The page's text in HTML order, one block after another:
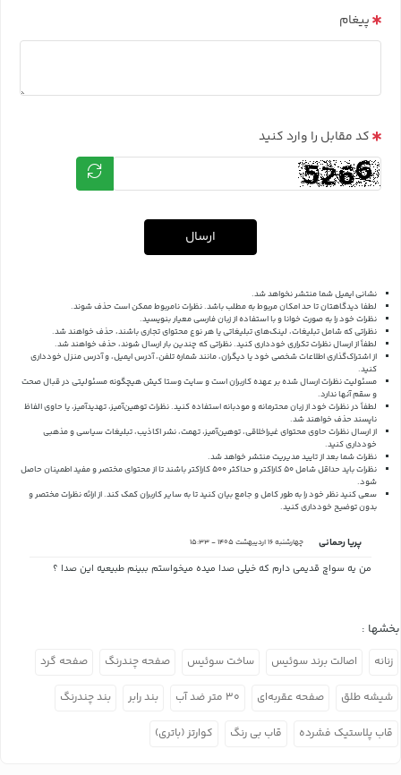
پیغام
کد مقابل را وارد کنید
ارسال
نشانی ایمیل شما منتشر نخواهد شد.
لطفا دیدگاهتان تا حد امکان مربوط به مطلب باشد. نظرات نامربوط ممکن است حذف شوند.
نظرات خود را به صورت خوانا و با استفاده از زبان فارسی معیار بنویسید.
نظراتی که شامل تبلیغات، لینک‌های تبلیغاتی یا هر نوع محتوای تجاری باشند، حذف خواهند شد.
لطفاً از ارسال نظرات تکراری خودداری کنید. نظراتی که چندین بار ارسال شوند، حذف خواهند شد.
از اشتراک‌گذاری اطلاعات شخصی خود یا دیگران، مانند شماره تلفن، آدرس ایمیل، و آدرس منزل خودداری
کنید.
مسئولیت نظرات ارسال شده بر عهده کاربران است و سایت وستا کیش هیچگونه مسئولیتی در قبال صحت
و سقم آنها ندارد.
لطفاً در نظرات خود از زبان محترمانه و مودبانه استفاده کنید. نظرات توهین‌آمیز، تهدیدآمیز، یا حاوی الفاظ
ناپسند حذف خواهند شد.
از ارسال نظرات حاوی محتوای غیراخلاقی، توهین‌آمیز، تهمت، نشر اکاذیب، تبلیغات سیاسی و مذهبی
خودداری کنید.
نظرات شما بعد از تایید مدیریت منتشر خواهد شد.
نظرات باید حداقل شامل 50 کاراکتر و حداکثر 500 کاراکتر باشند تا از محتوای مختصر و مفید اطمینان حاصل
شود.
سعی کنید نظر خود را به طور کامل و جامع بیان کنید تا به سایر کاربران کمک کند.از ارائه نظرات مختصر و
بدون توضیح خودداری کنید.
پریا رحمانی چهارشنبه 16 اردیبهشت 1405 - 15:33
من یه سواچ قدیمی دارم که خیلی صدا میده میخواستم ببینم طبیعیه این صدا ؟
بخشها :
زنانه اصالت برند سوئیس ساخت سوئیس صفحه چندرنگ صفحه گرد
شیشه طلق صفحه عقربه‌ای ۳۰ متر ضد آب بند رابر بند چندرنگ
قاب پلاستیک فشرده قاب بی رنگ کوارتز (باتری)